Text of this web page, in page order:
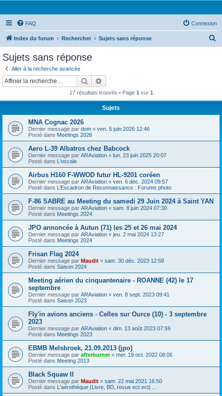
FAQ Connexion
Index du forum Rechercher Sujets sans réponse
Sujets sans réponse
Aller à la recherche avancée
Rechercher
17 résultats trouvés • Page 1 sur 1
Sujets
MNA Cognac 2026
Dernier message par dom « ven. 5 juin 2026 12:46
Posté dans Meetings 2026
Aero L-39 Albatros chez Babcock
Dernier message par ARAviation « lun. 23 juin 2025 20:07
Posté dans L'escale
Airbus H160 F-WWOD futur HL-9201 coréen
Dernier message par ARAviation « ven. 6 déc. 2024 09:57
Posté dans L’Escadron de Reconnaissance : Forums photo
F-86 SABRE au Meeting du samedi 29 Juin 2024 à Saint YAN
Dernier message par ARAviation « sam. 8 juin 2024 07:30
Posté dans Meetings 2024
JPO annoncée à Autun (71) les 25 et 26 mai 2024
Dernier message par ARAviation « jeu. 2 mai 2024 13:27
Posté dans Meetings 2024
Frisan Flag 2024
Dernier message par Maudit « sam. 30 déc. 2023 12:58
Posté dans Saison 2024
Meeting aérien du cinquantenaire - ROANNE (42) le 17
septembre
Dernier message par ARAviation « ven. 8 sept. 2023 09:41
Posté dans Saison 2023
Fly'in avions anciens - Celles sur Ource (10) - 3 septembre
2023
Dernier message par ARAviation « dim. 13 août 2023 07:59
Posté dans Meetings 2023
EBMB Melsbroek, 21.09.2013 (jpo)
Dernier message par afterburner« mer. 19 oct. 2022 08:06
Posté dans Meeting 2013
Black Squaw II
Dernier message par Maudit « sam. 22 mai 2021 16:50
Posté dans L'aérothèque (Livre, BD, revue ect ect) ...